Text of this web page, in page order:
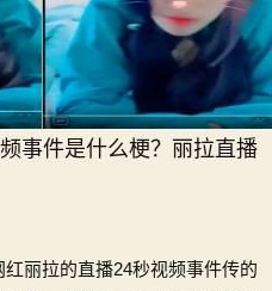
事件是什么梗？丽拉直播
丽拉的直播24秒视频事件传的